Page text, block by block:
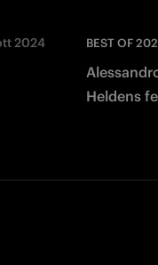
2024 BEST OF
Heldens